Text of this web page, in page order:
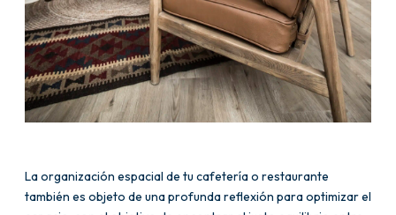
La organización espacial de tu cafetería o restaurante
también es objeto de una profunda reflexión para optimizar el